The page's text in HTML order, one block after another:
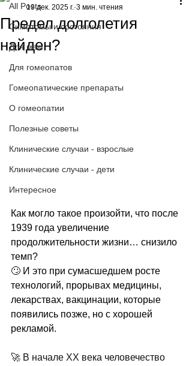
All Posts
Симптомы и состояния
Для мам
Для гомеопатов
Гомеопатические препараты
О гомеопатии
Полезные советы
Клинические случаи - взрослые
Клинические случаи - дети
Интересное
Предел долголетия
найден?
19 дек. 2025 г. 3 мин. чтения
Как могло такое произойти, что после
1939 года увеличение
продолжительности жизни… снизило
темп?
🙄 И это при сумасшедшем росте
технологий, прорывах медицины,
лекарствах, вакцинации, которые
появились позже, но с хорошей
рекламой.
🚀 В начале XX века человечество